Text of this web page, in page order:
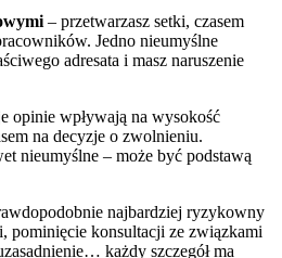
– przetwarzasz setki, czasem
Jedno nieumyślne
adresata i masz naruszenie
opinie wpływają na wysokość
na decyzje o zwolnieniu.
nieumyślne – może być podstawą
najbardziej ryzykowny
pominięcie konsultacji ze związkami
każdy szczegół ma